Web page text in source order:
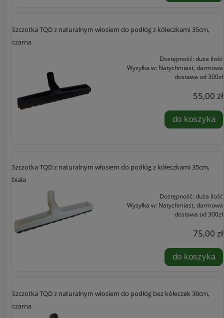
Szczotka TQD z naturalnym włosiem do podłóg z kółeczkami 35cm,
czarna
Dostępność: duża ilość
Wysyłka w: Natychmiast, darmowa
dostawa od 300zł
55,00 zł
do koszyka
Szczotka TQD z naturalnym włosiem do podłóg z kółeczkami 35cm,
biała
Dostępność: duża ilość
Wysyłka w: Natychmiast, darmowa
dostawa od 300zł
75,00 zł
do koszyka
Szczotka TQD z naturalnym włosiem do podłóg bez kółeczek 30cm,
czarna